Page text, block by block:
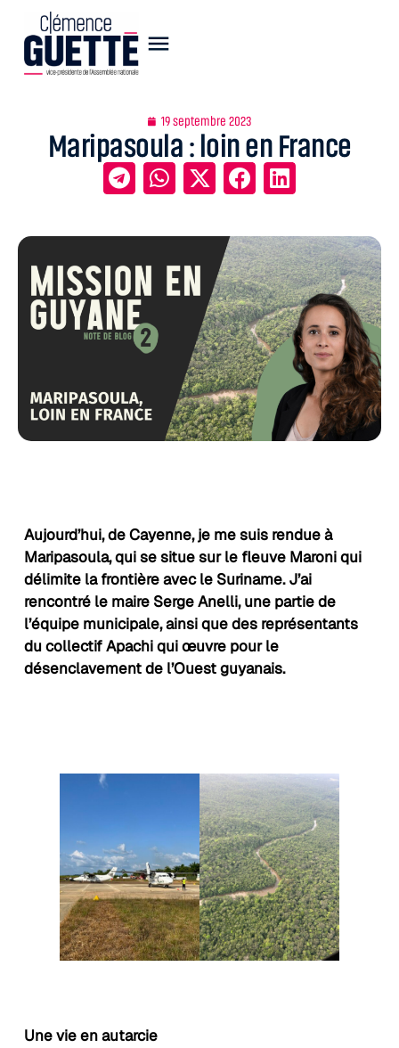
19 septembre 2023
Maripasoula : loin en France
Aujourd’hui, de Cayenne, je me suis rendue à
Maripasoula, qui se situe sur le fleuve Maroni qui
délimite la frontière avec le Suriname. J’ai
rencontré le maire Serge Anelli, une partie de
l’équipe municipale, ainsi que des représentants
du collectif Apachi qui œuvre pour le
désenclavement de l’Ouest guyanais.
Une vie en autarcie